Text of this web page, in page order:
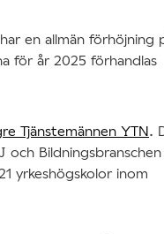
en allmän förhöjning
för år 2025 förhandlas
Tjänstemännen YTN.
och
yrkeshögskolor inom